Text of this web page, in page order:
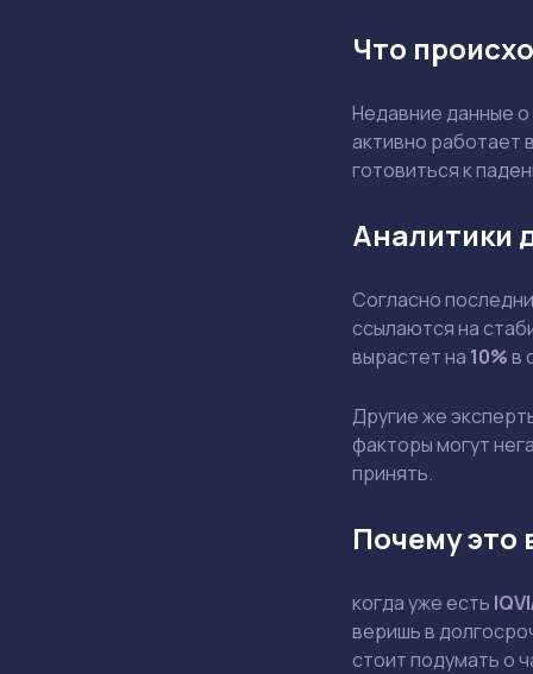
Что
Недавние данные
активно работает
готовиться к
Аналитики
Согласно
ссылаются на
вырастет на 10%в
Другие же
факторы могут
принять.
Почему это
когда уже есть
веришь в
стоит подумать о